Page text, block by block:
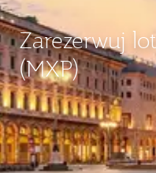
Zarezerwuj
(MXP)